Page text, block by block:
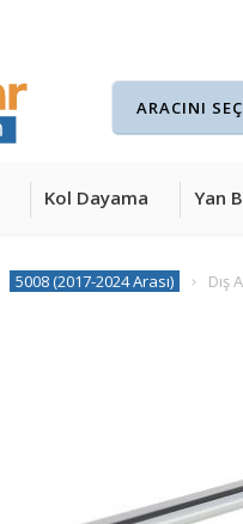
Kol Dayama Yan
5008 (2017-2024 Arası) Dış